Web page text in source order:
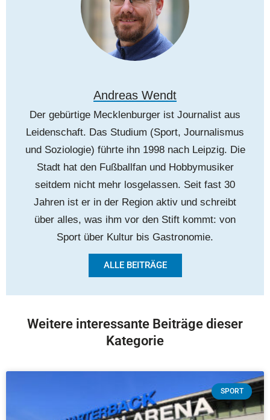
Andreas Wendt
Der gebürtige Mecklenburger ist Journalist aus
Leidenschaft. Das Studium (Sport, Journalismus
und Soziologie) führte ihn 1998 nach Leipzig. Die
Stadt hat den Fußballfan und Hobbymusiker
seitdem nicht mehr losgelassen. Seit fast 30
Jahren ist er in der Region aktiv und schreibt
über alles, was ihm vor den Stift kommt: von
Sport über Kultur bis Gastronomie.
ALLE BEITRÄGE
Weitere interessante Beiträge dieser
Kategorie
SPORT